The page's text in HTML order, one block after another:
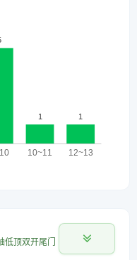
顶双开尾门